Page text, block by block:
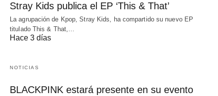
Stray Kids publica el EP ‘This & That’
La agrupación de Kpop, Stray Kids, ha compartido su nuevo EP
titulado This & That,…
Hace 3 días
NOTICIAS
BLACKPINK estará presente en su evento